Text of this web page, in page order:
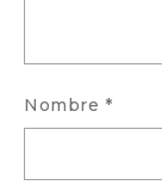
Nombre *